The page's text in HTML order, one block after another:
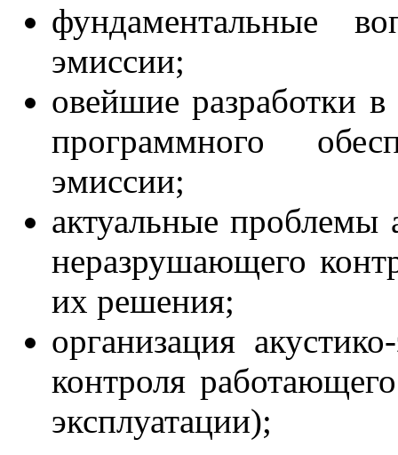
фундаментальные
эмиссии;
овейшие разработки
программного
эмиссии;
актуальные проблемы
неразрушающего
их решения;
организация
контроля
эксплуатации);